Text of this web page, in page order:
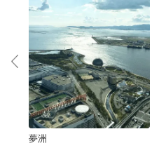
夢洲